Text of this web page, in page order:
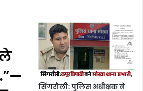
सिंगरौली: पुलिस अधीक्षक ने